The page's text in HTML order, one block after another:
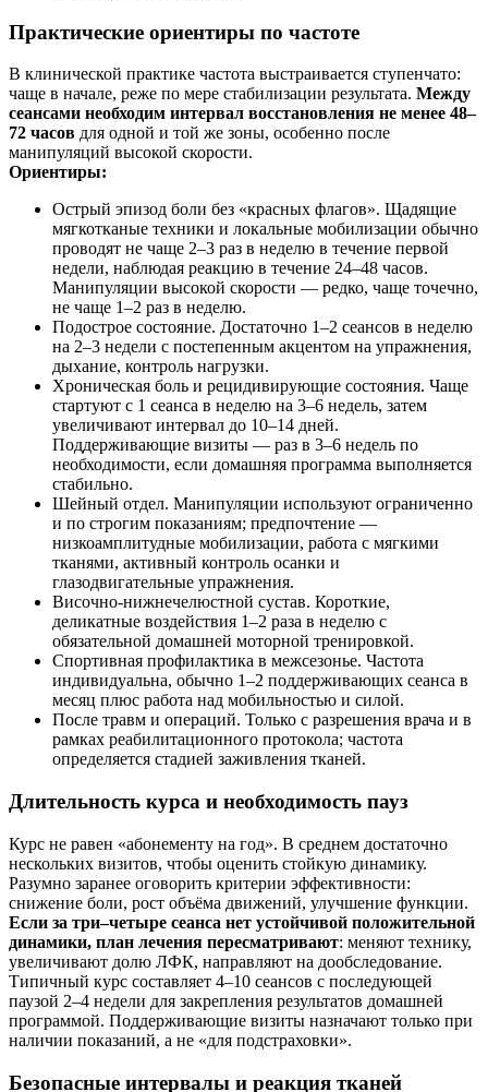
Практические ориентиры по частоте
В клинической практике частота выстраивается ступенчато:
чаще в начале, реже по мере стабилизации результата. Между
сеансами необходим интервал восстановления не менее 48–
72 часов для одной и той же зоны, особенно после
манипуляций высокой скорости.
Ориентиры:
Острый эпизод боли без «красных флагов». Щадящие
мягкотканые техники и локальные мобилизации обычно
проводят не чаще 2–3 раз в неделю в течение первой
недели, наблюдая реакцию в течение 24–48 часов.
Манипуляции высокой скорости — редко, чаще точечно,
не чаще 1–2 раз в неделю.
Подострое состояние. Достаточно 1–2 сеансов в неделю
на 2–3 недели с постепенным акцентом на упражнения,
дыхание, контроль нагрузки.
Хроническая боль и рецидивирующие состояния. Чаще
стартуют с 1 сеанса в неделю на 3–6 недель, затем
увеличивают интервал до 10–14 дней.
Поддерживающие визиты — раз в 3–6 недель по
необходимости, если домашняя программа выполняется
стабильно.
Шейный отдел. Манипуляции используют ограниченно
и по строгим показаниям; предпочтение —
низкоамплитудные мобилизации, работа с мягкими
тканями, активный контроль осанки и
глазодвигательные упражнения.
Височно‑нижнечелюстной сустав. Короткие,
деликатные воздействия 1–2 раза в неделю с
обязательной домашней моторной тренировкой.
Спортивная профилактика в межсезонье. Частота
индивидуальна, обычно 1–2 поддерживающих сеанса в
месяц плюс работа над мобильностью и силой.
После травм и операций. Только с разрешения врача и в
рамках реабилитационного протокола; частота
определяется стадией заживления тканей.
Длительность курса и необходимость пауз
Курс не равен «абонементу на год». В среднем достаточно
нескольких визитов, чтобы оценить стойкую динамику.
Разумно заранее оговорить критерии эффективности:
снижение боли, рост объёма движений, улучшение функции.
Если за три–четыре сеанса нет устойчивой положительной
динамики, план лечения пересматривают: меняют технику,
увеличивают долю ЛФК, направляют на дообследование.
Типичный курс составляет 4–10 сеансов с последующей
паузой 2–4 недели для закрепления результатов домашней
программой. Поддерживающие визиты назначают только при
наличии показаний, а не «для подстраховки».
Безопасные интервалы и реакция тканей